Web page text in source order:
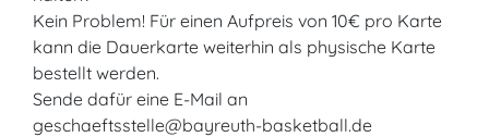
Kein Problem! Für einen Aufpreis von 10€ pro Karte
kann die Dauerkarte weiterhin als physische Karte
bestellt werden.
Sende dafür eine E-Mail an
geschaeftsstelle@bayreuth-basketball.de